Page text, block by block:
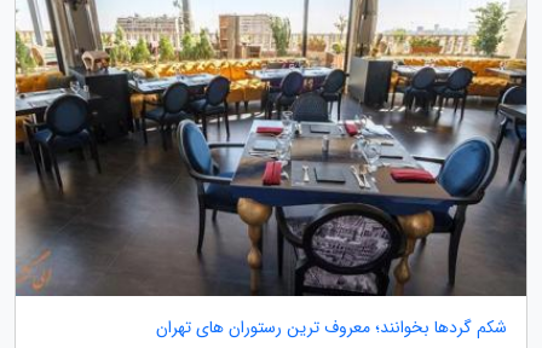
شکم گردها بخوانند؛ معروف ترین رستوران های تهران